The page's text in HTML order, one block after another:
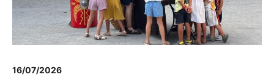
16/07/2026